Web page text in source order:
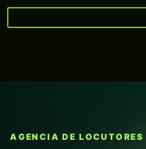
AGENCIA DE